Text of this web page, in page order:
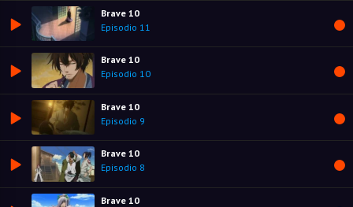
Brave 10
Episodio 11
Brave 10
Episodio 10
Brave 10
Episodio 9
Brave 10
Episodio 8
Brave 10